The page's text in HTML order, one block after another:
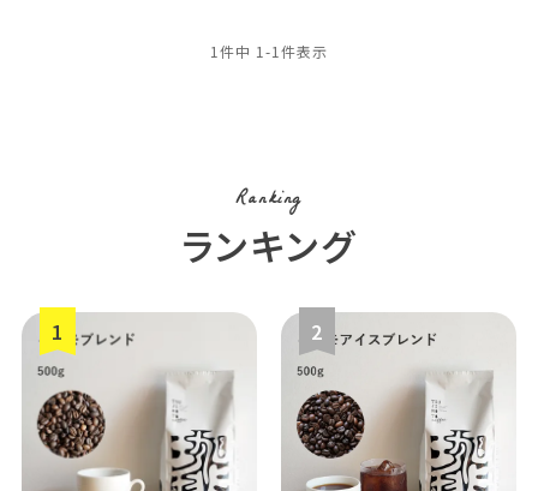
1件中 1 -1 件表示
Ranking
ランキング